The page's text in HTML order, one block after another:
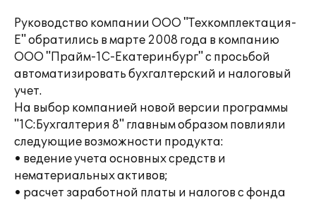
Руководство компании ООО "Техкомплектация-
Е" обратились в марте 2008 года в компанию
ООО "Прайм-1С-Екатеринбург" с просьбой
автоматизировать бухгалтерский и налоговый
учет.
На выбор компанией новой версии программы
"1С:Бухгалтерия 8" главным образом повлияли
следующие возможности продукта:
• ведение учета основных средств и
нематериальных активов;
• расчет заработной платы и налогов с фонда